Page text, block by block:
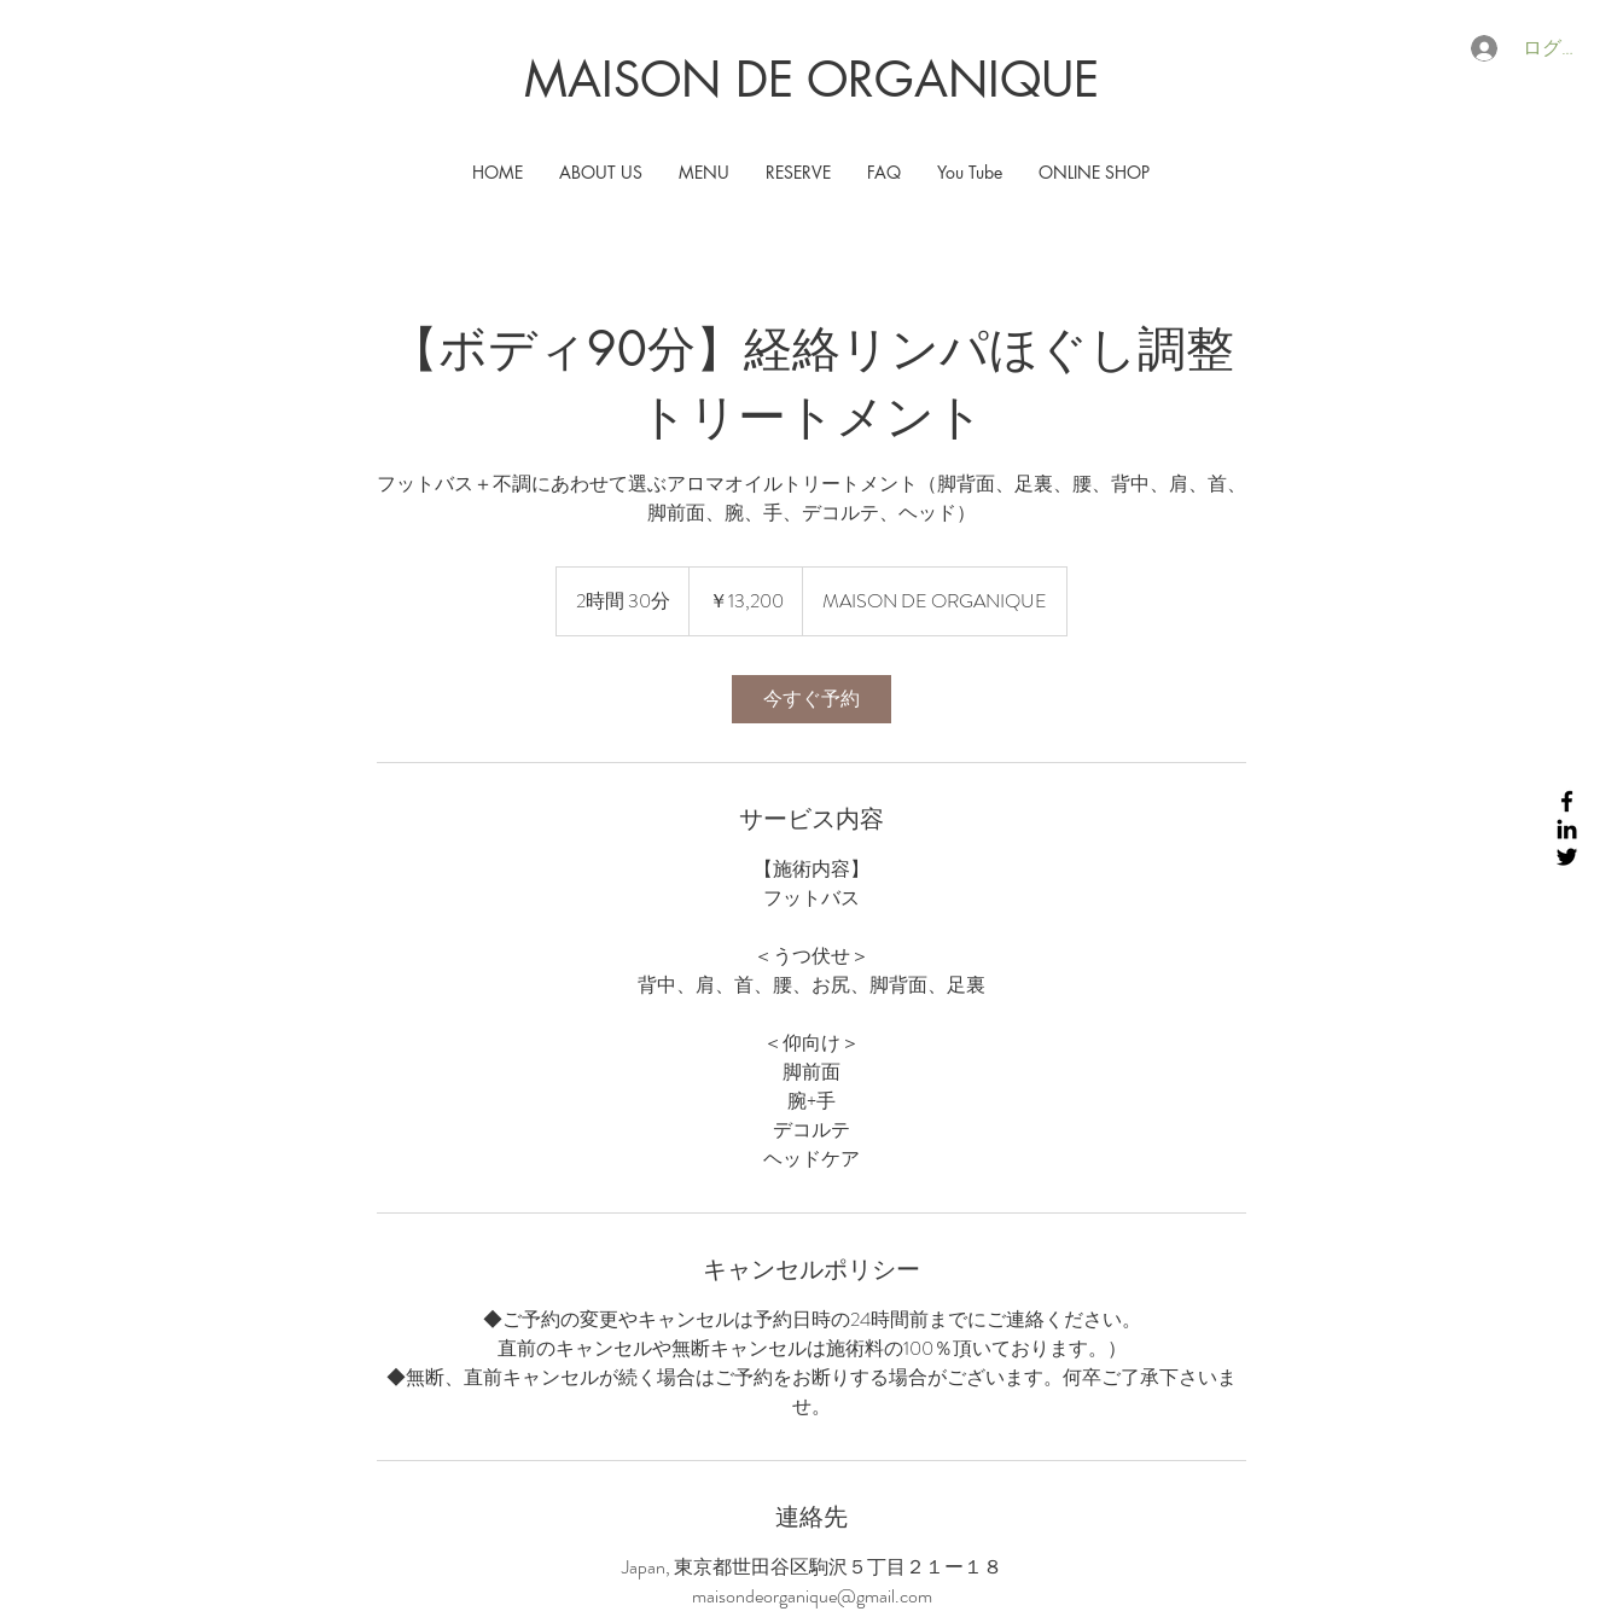
ログイン
MAISON DE ORGANIQUE
HOME ABOUT US MENU RESERVE FAQ You Tube ONLINE SHOP
【ボディ90分】経絡リンパほぐし調整
トリートメント
フットバス＋不調にあわせて選ぶアロマオイルトリートメント（脚背面、足裏、腰、背中、肩、首、
脚前面、腕、手、デコルテ、ヘッド）
2時間 30分
時
￥13,200 MAISON DE ORGANIQUE
今すぐ予約
サービス内容
【施術内容】
フットバス
＜うつ伏せ＞
背中、肩、首、腰、お尻、脚背面、足裏
＜仰向け＞
脚前面
腕+手
デコルテ
ヘッドケア
キャンセルポリシー
◆ご予約の変更やキャンセルは予約日時の24時間前までにご連絡ください。
直前のキャンセルや無断キャンセルは施術料の100％頂いております。）
◆無断、直前キャンセルが続く場合はご予約をお断りする場合がございます。何卒ご了承下さいま
せ。
連絡先
Japan, 東京都世田谷区駒沢５丁目２１ー１８
maisondeorganique@gmail.com